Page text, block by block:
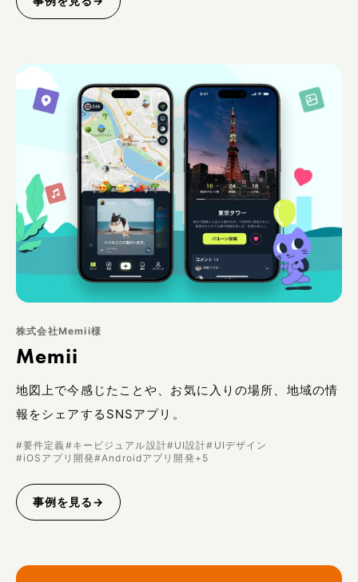
株式会社Memii様
Memii
地図上で今感じたことや、お気に入りの場所、地域の情
報をシェアするSNSアプリ。
#要件定義# キービジュアル設計# UI設計# UIデザイン
# iOSアプリ開発#Androidアプリ開発 + 5
事例を見る→